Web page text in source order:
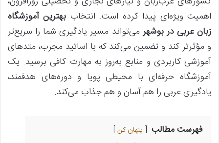
اهمیت ویژه‌ای پیدا کرده است. انتخاب بهترین آموزشگاه
زبان عربی در بوشهر می‌تواند مسیر یادگیری شما را سریع‌تر
و مؤثرتر کند و تضمین می‌کند که با اساتید مجرب، متدهای
آموزشی کاربردی و منابع به‌روز به مهارت کافی برسید. یک
آموزشگاه حرفه‌ای با محیطی پویا و دوره‌های هدفمند،
یادگیری عربی را هم آسان و هم جذاب می‌کند.
فهرست مطالب پنهان کن